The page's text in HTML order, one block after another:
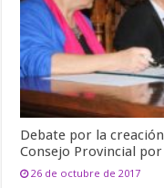
Debate por la
Consejo Provincial
26 de octubre de 2017